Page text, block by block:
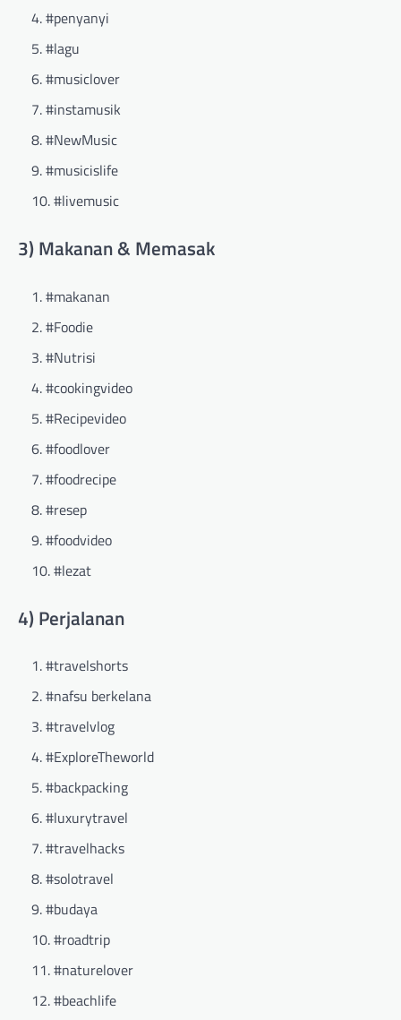
#penyanyi
#lagu
#musiclover
#instamusik
#NewMusic
#musicislife
#livemusic
3) Makanan & Memasak
#makanan
#Foodie
#Nutrisi
#cookingvideo
#Recipevideo
#foodlover
#foodrecipe
#resep
#foodvideo
#lezat
4) Perjalanan
#travelshorts
#nafsu berkelana
#travelvlog
#ExploreTheworld
#backpacking
#luxurytravel
#travelhacks
#solotravel
#budaya
#roadtrip
#naturelover
#beachlife